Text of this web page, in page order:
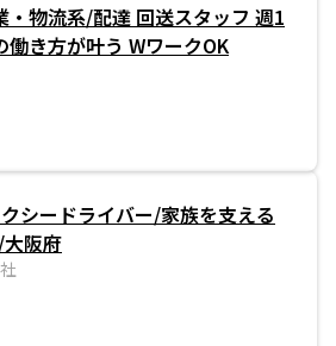
・物流系/配達 回送スタッフ 週1
働き方が叶う WワークOK
シードライバー/家族を支える
阪府